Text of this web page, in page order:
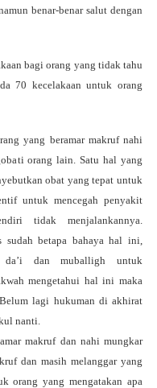
benar-benar salut dengan
bagi orang yang tidak tahu
70 kecelakaan untuk orang
yang beramar makruf nahi
orang lain. Satu hal yang
obat yang tepat untuk
untuk mencegah penyakit
tidak menjalankannya.
sudah betapa bahaya hal ini,
da’i dan muballigh untuk
mengetahui hal ini maka
lagi hukuman di akhirat
nanti.
makruf dan nahi mungkar
dan masih melanggar yang
orang yang mengatakan apa